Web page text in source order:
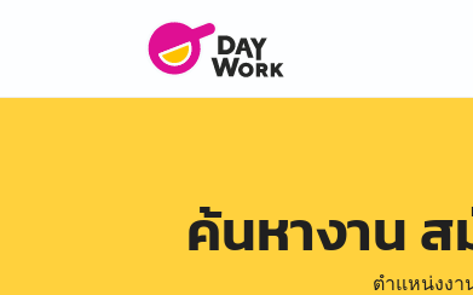
ค้นหางาน
ตำแหน่งง